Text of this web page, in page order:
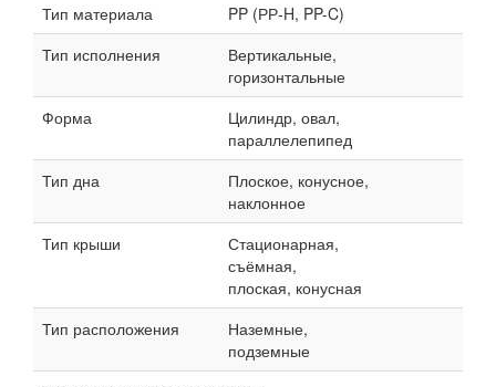
Тип материала
PP (РР-H, PP-C)
Тип исполнения
Вертикальные,
горизонтальные
Форма
Цилиндр, овал,
параллелепипед
Тип дна
Плоское, конусное,
наклонное
Тип крыши
Стационарная,
съёмная,
плоская, конусная
Тип расположения
Наземные,
подземные